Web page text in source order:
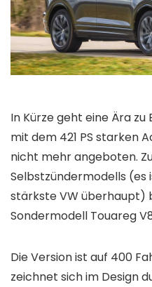
In Kürze geht eine Ära zu
mit dem 421 PS starken
nicht mehr angeboten.
Selbstzündermodells (es
stärkste VW überhaupt)
Sondermodell Touareg
Die Version ist auf 400
zeichnet sich im Design